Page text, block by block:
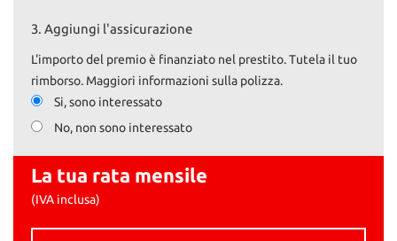
3. Aggiungi l'assicurazione
L'importo del premio è finanziato nel prestito. Tutela il tuo
rimborso. Maggiori informazioni sulla polizza.
Si, sono interessato
No, non sono interessato
La tua rata mensile
(IVA inclusa)